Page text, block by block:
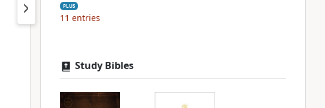
PLUS
11 entries
Study Bibles